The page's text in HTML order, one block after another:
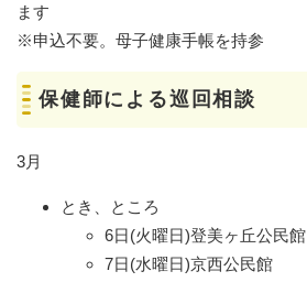
ます
※申込不要。母子健康手帳を持参
保健師による巡回相談
3月
とき、ところ
6日(火曜日)登美ヶ丘公民館
7日(水曜日)京西公民館